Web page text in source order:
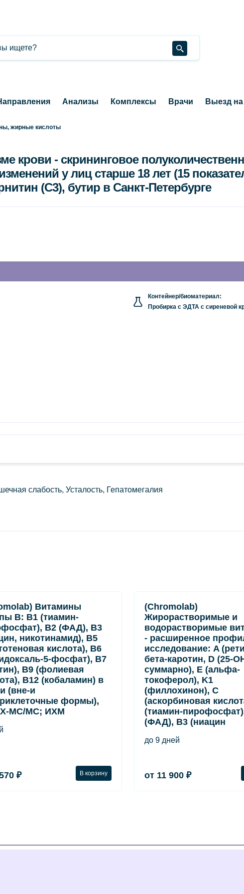
Анализы Комплексы Врачи Выезд
жирные кислоты
крови - скрининговое
у лиц старше 18 лет (15
(C3), бутир в Санкт-Петербурге
Контейнер/биоматериал:
Пробирка с ЭДТА с сиреневой
слабость, Усталость, Гепатомегалия
Витамины
B: B1 (тиамин-
B2 (ФАД), B3
никотинамид), B5
кислота), B6
5-фосфат), B7
B9 (фолиевая
B12 (кобаламин) в
(вне-и
формы),
МС/МС; ИХМ
₽ В корзину
(Chromolab)
Жирорастворимые и
водорастворимые
- расширенное
исследование: A
бета-каротин, D (25-
суммарно), E (альфа-
токоферол), K1
(филлохинон), C
(аскорбиновая
(тиамин-
(ФАД), B3 (ниацин
до 9 дней
от 11 900 ₽